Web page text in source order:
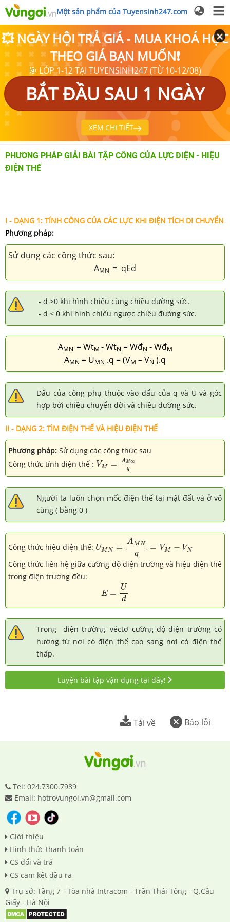
Một sản phẩm của Tuyensinh247.com
💥 NGÀY HỘI TRẢ GIÁ - MUA KHOÁ HỌC
THEO GIÁ BẠN MUỐN❗
🎯 LỚP 1-12 TẠI TUYENSINH247 (TỪ 10-12/08)
BẮT ĐẦU SAU 1 NGÀY
XEM CHI TIẾT
PHƯƠNG PHÁP GIẢI BÀI TẬP CÔNG CỦA LỰC ĐIỆN - HIỆU
ĐIỆN THẾ
I - DẠNG 1: TÍNH CÔNG CỦA CÁC LỰC KHI ĐIỆN TÍCH DI CHUYỂN
Phương pháp:
Sử dụng các công thức sau:
AMN = qEd
- d >0 khi hình chiếu cùng chiều đường sức.
- d < 0 khi hình chiếu ngược chiều đường sức.
AMN = WtM - WtN = WđN - WđM
AMN = UMN .q = (VM – VN ).q
Dấu của công phụ thuộc vào dấu của q và U và góc
hợp bởi chiều chuyển dời và chiều đường sức.
II - DẠNG 2: TÌM ĐIỆN THẾ VÀ HIỆU ĐIỆN THẾ
Phương pháp: Sử dụng các công thức sau
Công thức tính điện thế : VM = AM∞
q
V M=A M∞q
Người ta luôn chọn mốc điện thế tại mặt đất và ở vô
cùng ( bằng 0 )
Công thức hiệu điện thế: UMN =
AMN
q
= VM − VN
M
Công thức liên hệ giữa cường độ điện trường và hiệu điện thế
trong điện trường đều:
E =
U
d
d
Trong điện trường, véctơ cường độ điện trường có
hướng từ nơi có điện thế cao sang nơi có điện thế
thấp.
Luyện bài tập vận dụng tại đây!
Báo lỗi
Tải về
Tel: 024.7300.7989
Email: hotrovungoi.vn@gmail.com
Giới thiệu
Hình thức thanh toán
CS đổi và trả
CS cam kết đầu ra
Trụ sở: Tầng 7 - Tòa nhà Intracom - Trần Thái Tông - Q.Cầu
Giấy - Hà Nội